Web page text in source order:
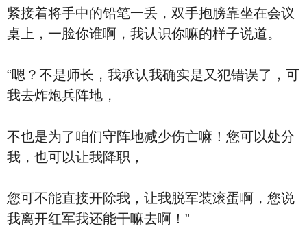
紧接着将手中的铅笔一丢，双手抱膀靠坐在会议
桌上，一脸你谁啊，我认识你嘛的样子说道。
“嗯？不是师长，我承认我确实是又犯错误了，可
我去炸炮兵阵地，
不也是为了咱们守阵地减少伤亡嘛！您可以处分
我，也可以让我降职，
您可不能直接开除我，让我脱军装滚蛋啊，您说
我离开红军我还能干嘛去啊！”